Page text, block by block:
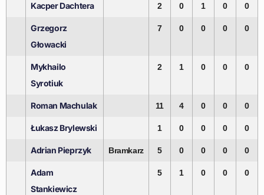
Kacper Dachtera 2 0 1 0 0
Grzegorz
Głowacki
7 0 0 0 0
Mykhailo
Syrotiuk
2 1 0 0 0
Roman Machulak 11 4 0 0 0
Łukasz Brylewski 1 0 0 0 0
Adrian Pieprzyk Bramkarz 5 0 0 0 0
Adam
Stankiewicz
5 1 0 0 0